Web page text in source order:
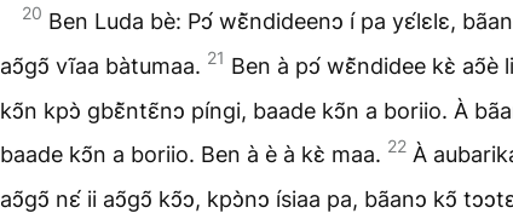
20 Ben Luda bè: Pↄ́ wɛ̃̀ndideenↄ í pa yɛ́lɛlɛ,
aↄ̃gↄ̃ vĩaa bàtumaa. 21 Ben à pↄ́ wɛ̃̀ndidee kɛ̀ aↄ̃è
kↄ̃n kpↄ̀ gbɛ̃̀ntɛ̃nↄ píngi, baade kↄ̃n a boriio. À
baade kↄ̃n a boriio. Ben à è à kɛ̀ maa. 22 À
aↄ̃gↄ̃ nɛ́ ii aↄ̃gↄ̃ kↄ̃ↄ, kpↄ̀nↄ ísiaa pa, bãanↄ kↄ̃